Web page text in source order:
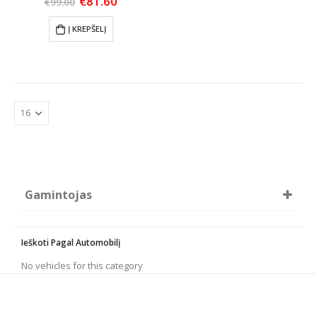
was:
€99.00.
Į KREPŠELĮ
Gamintojas
K2
Ieškoti Pagal Automobilį
No vehicles for this category